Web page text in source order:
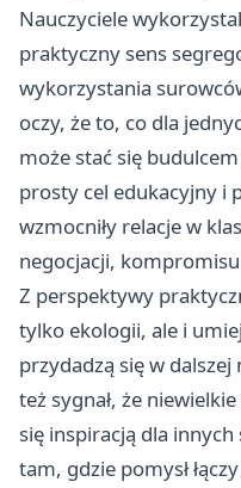
Nauczyciele
praktyczny sens
wykorzystania
oczy, że to, co dla
może stać się
prosty cel edukacyjny i
wzmocniły relacje w
negocjacji,
Z perspektywy
tylko ekologii, ale i
przydadzą się w
też sygnał, że
się inspiracją dla innych
tam, gdzie pomysł